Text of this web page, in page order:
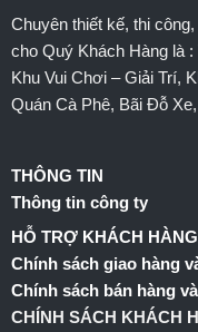
Chuyên thiết kế, thi
cho Quý Khách Hàng là
Khu Vui Chơi – Giải Trí,
Quán Cà Phê, Bãi Đỗ
THÔNG TIN
Thông tin công ty
HỖ TRỢ KHÁCH HÀNG
Chính sách giao hàng
Chính sách bán hàng
CHÍNH SÁCH KHÁCH